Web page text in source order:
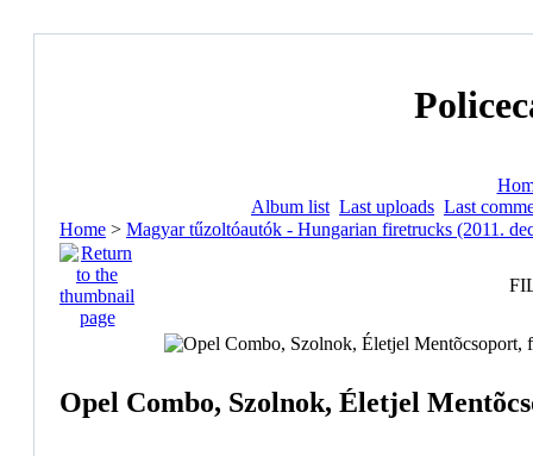
Album list Last uploads Last
Home > Magyar tűzoltóautók - Hungarian firetrucks (2011.
Opel Combo, Szolnok, Életjel